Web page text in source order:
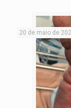
20 de maio de